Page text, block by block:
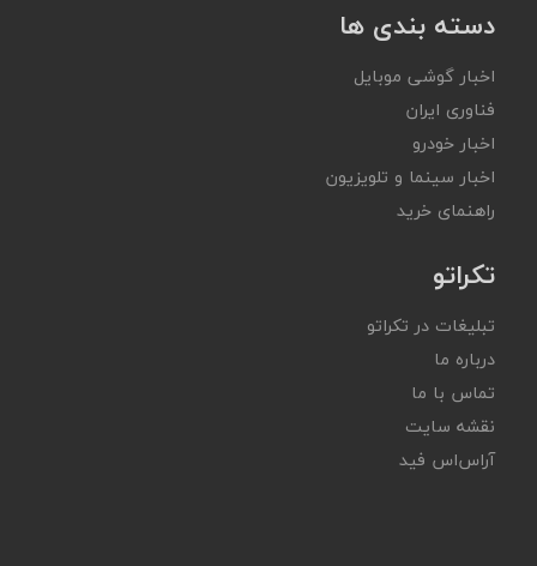
دسته بندی ها
اخبار گوشی موبایل
فناوری ایران
اخبار خودرو
اخبار سینما و تلویزیون
راهنمای خرید
تکراتو
تبلیغات در تکراتو
درباره ما
تماس با ما
نقشه سایت
آر‌اس‌اس فید